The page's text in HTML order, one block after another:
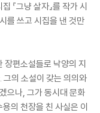
『그냥 살자』를 작가 시
를 쓰고 시집을 낸 것만
장편소설들로 낙양의 지
의 소설이 갖는 의의와
으나, 그가 동시대 문화
의 천장을 친 사실은 이